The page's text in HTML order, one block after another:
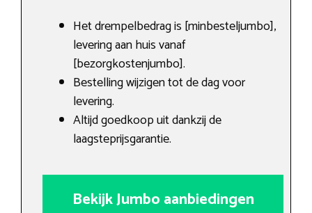
Het drempelbedrag is [minbesteljumbo],
levering aan huis vanaf
[bezorgkostenjumbo].
Bestelling wijzigen tot de dag voor
levering.
Altijd goedkoop uit dankzij de
laagsteprijsgarantie.
Bekijk Jumbo aanbiedingen